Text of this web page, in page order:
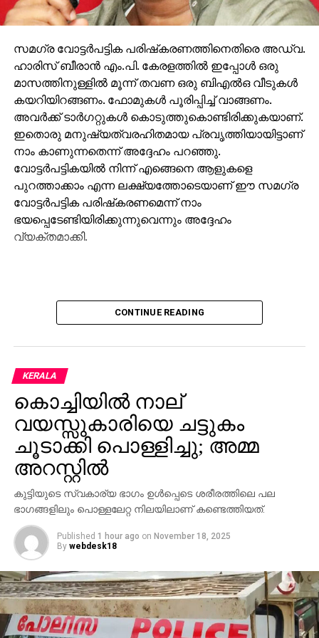
സമഗ്ര വോട്ടര്‍പട്ടിക പരിഷ്‌കരണത്തിനെതിരെ അഡ്വ.
ഹാരിസ് ബീരാന്‍ എം.പി. കേരളത്തില്‍ ഇപ്പോള്‍ ഒരു
മാസത്തിനുള്ളില്‍ മൂന്ന് തവണ ഒരു ബിഎല്‍ഒ വീടുകള്‍
കയറിയിറങ്ങണം. ഫോമുകള്‍ പൂരിപ്പിച്ച് വാങ്ങണം.
അവര്‍ക്ക് ടാര്‍ഗറ്റുകള്‍ കൊടുത്തുകൊണ്ടിരിക്കുകയാണ്.
ഇതൊരു മനുഷ്യത്വരഹിതമായ പ്രവൃത്തിയായിട്ടാണ്
നാം കാണുന്നതെന്ന് അദ്ദേഹം പറഞ്ഞു.
വോട്ടര്‍പട്ടികയില്‍ നിന്ന് എങ്ങെനെ ആളുകളെ
പുറത്താക്കാം എന്ന ലക്ഷ്യത്തോടെയാണ് ഈ സമഗ്ര
വോട്ടര്‍പട്ടിക പരിഷ്‌കരണമെന്ന് നാം
ഭയപ്പെടേണ്ടിയിരിക്കുന്നുവെന്നും അദ്ദേഹം
വ്യക്തമാക്കി.
CONTINUE READING
KERALA
കൊച്ചിയില്‍ നാല്
വയസ്സുകാരിയെ ചട്ടുകം
ചൂടാക്കി പൊള്ളിച്ചു; അമ്മ
അറസ്റ്റില്‍
കുട്ടിയുടെ സ്വകാര്യ ഭാഗം ഉള്‍പ്പെടെ ശരീരത്തിലെ പല
ഭാഗങ്ങളിലും പൊള്ളലേറ്റ നിലയിലാണ് കണ്ടെത്തിയത്.
Published 1 hour ago on November 18, 2025
By webdesk18